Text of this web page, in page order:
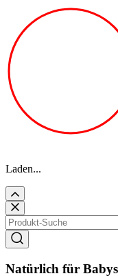
Laden...
Natürlich für